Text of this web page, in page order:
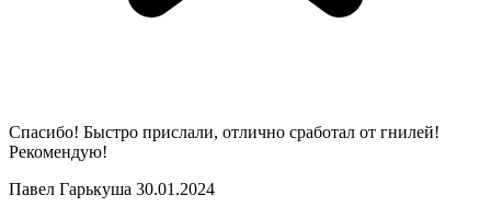
Спасибо! Быстро прислали, отлично сработал от гнилей!
Рекомендую!
Павел Гарькуша 30.01.2024